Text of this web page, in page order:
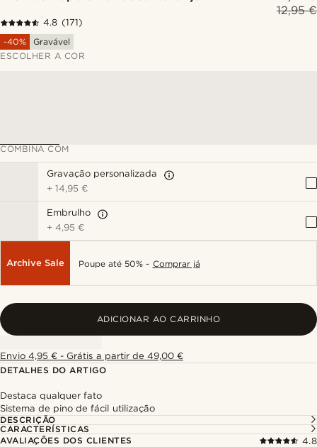
12,95 €
4.8 (171)
-40%
Gravável
ESCOLHER A COR
COMBINA COM
Gravação personalizada
+14,95 €
Embrulho
+4,95 €
Archive Sale Poupe até 50% - Comprar já
ADICIONAR AO CARRINHO
Envio 4,95 € - Grátis a partir de 49,00 €
DETALHES DO ARTIGO
Destaca qualquer fato
Sistema de pino de fácil utilização
DESCRIÇÃO
CARACTERÍSTICAS
AVALIAÇÕES DOS CLIENTES
4.8